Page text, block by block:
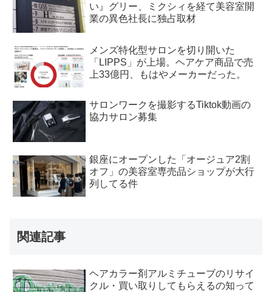
い』グリー、ミクシィを経て美容室開
業の異色社長に独占取材
メンズ特化型サロンを切り開いた
「LIPPS」が上場。ヘアケア商品で売
上33億円、もはやメーカーだった。
サロンワークを撮影するTiktok動画の
協力サロン募集
銀座にオープンした「オージュア2割
オフ」の美容室専売品ショップが大行
列してる件
関連記事
ヘアカラー剤アルミチューブのリサイ
クル・買い取りしてもらえるの知って